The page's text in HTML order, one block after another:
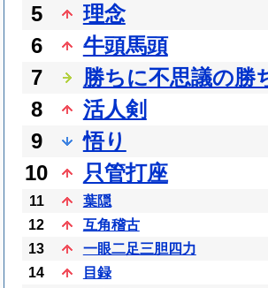
5
理念
6
牛頭馬頭
7
勝ちに不思議の勝
8
活人剣
9
悟り
10
只管打座
11
葉隠
12
互角稽古
13
一眼二足三胆四力
14
目録